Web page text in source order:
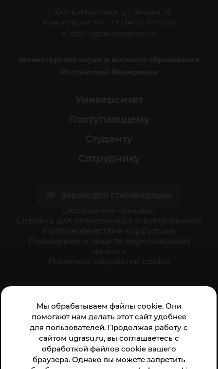
Мы обрабатываем файлы cookie. Они
помогают нам делать этот сайт удобнее
для пользователей. Продолжая работу с
сайтом ugrasu.ru, вы соглашаетесь с
обработкой файлов cookie вашего
браузера. Однако вы можете запретить
г. Ханты-Мансийск, ул. Чехова, 16
Канцелярия: тел.: +7 (3467) 377-000
e-mail:
ugrasu@ugrasu.ru
Министерство науки и высшего образования
Российской Федерации
Университет
Поступающему
Студенту
Сотруднику
организации: